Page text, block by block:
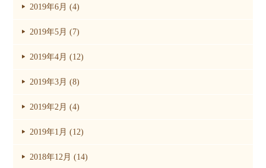
2019年6月 (4)
2019年5月 (7)
2019年4月 (12)
2019年3月 (8)
2019年2月 (4)
2019年1月 (12)
2018年12月 (14)